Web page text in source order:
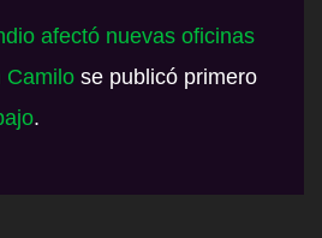
afectó nuevas oficinas
Camilo se publicó primero
.